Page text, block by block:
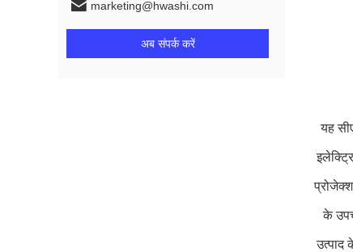
marketing@hwashi.com
अब संपर्क करें
यह
के
उत्पाद